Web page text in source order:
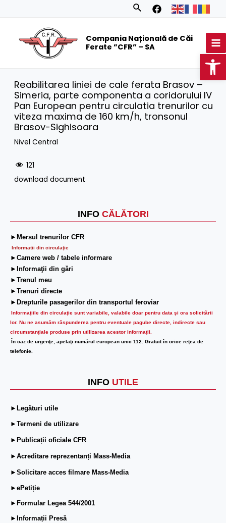
Search
Compania Națională de Căi
Ferate ”CFR” – SA
INFO CĂLĂTORI
►Mersul trenurilor CFR
Informatii din circulaţie
►Camere web / tabele informare
►Informaţii din gări
►Trenul meu
►Trenuri directe
►Drepturile pasagerilor din transportul feroviar
Informaţiile din circulaţie sunt variabile, valabile doar pentru data şi ora solicitării
lor. Nu ne asumăm răspunderea pentru eventuale pagube directe, indirecte sau
circumstanțiale produse prin utilizarea acestor informații.
În caz de urgenţe, apelaţi numărul european unic 112. Gratuit în orice reţea de
telefonie.
INFO UTILE
►Legături utile
►Termeni de utilizare
►Publicații oficiale CFR
►Acreditare reprezentanți Mass-Media
►Solicitare acces filmare Mass-Media
►ePetiție
►Formular Legea 544/2001
►Informații Presă
Reabilitarea liniei de cale ferata Brasov –
Simeria, parte componenta a coridorului IV
Pan European pentru circulatia trenurilor cu
viteza maxima de 160 km/h, tronsonul
Brasov-Sighisoara
Nivel Central
121
download document